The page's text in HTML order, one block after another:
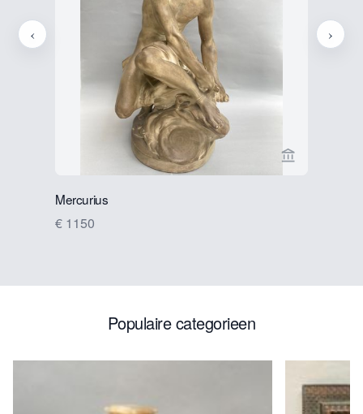
Bekijk
Mercurius
€ 1150
‹ ›
Populaire categorieen